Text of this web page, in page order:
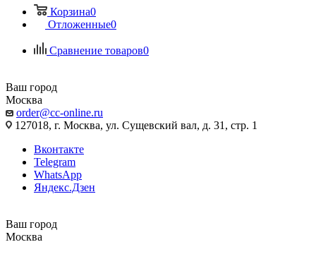
Корзина0
Отложенные0
Сравнение товаров0
Ваш город
Москва
order@cc-online.ru
127018, г. Москва, ул. Сущевский вал, д. 31, стр. 1
Вконтакте
Telegram
WhatsApp
Яндекс.Дзен
Ваш город
Москва